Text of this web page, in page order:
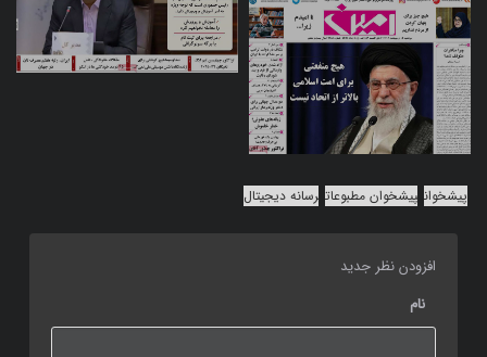
پیشخوان پیشخوان مطبوعات رسانه دیجیتال
افزودن نظر جدید
نام